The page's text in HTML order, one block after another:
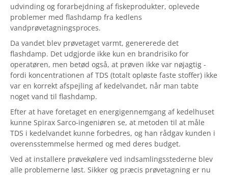
udvinding og forarbejdning af fiskeprodukter, oplevede
problemer med flashdamp fra kedlens
vandprøvetagningsproces.
Da vandet blev prøvetaget varmt, genererede det
flashdamp. Det udgjorde ikke kun en brandrisiko for
operatøren, men betød også, at prøven ikke var nøjagtig -
fordi koncentrationen af TDS (totalt opløste faste stoffer) ikke
var en korrekt afspejling af kedelvandet, når man tabte
noget vand til flashdamp.
Efter at have foretaget en energigennemgang af kedelhuset
kunne Spirax Sarco-ingeniøren se, at metoden til at måle
TDS i kedelvandet kunne forbedres, og han rådgav kunden i
overensstemmelse hermed og med deres budget.
Ved at installere prøvekølere ved indsamlingsstederne blev
alle problemerne løst. Sikker og præcis prøvetagning er nu